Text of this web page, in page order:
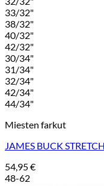
33/32"
38/32"
40/32"
42/32"
30/34"
31/34"
32/34"
42/34"
44/34"
Miesten farkut
JAMES BUCK
54,95€
48-62